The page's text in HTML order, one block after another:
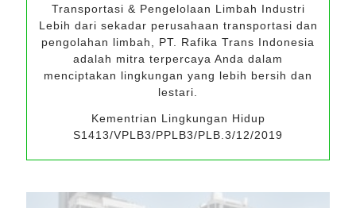
Transportasi & Pengelolaan Limbah Industri
Lebih dari sekadar perusahaan transportasi dan
pengolahan limbah, PT. Rafika Trans Indonesia
adalah mitra terpercaya Anda dalam
menciptakan lingkungan yang lebih bersih dan
lestari.
Kementrian Lingkungan Hidup
S1413/VPLB3/PPLB3/PLB.3/12/2019